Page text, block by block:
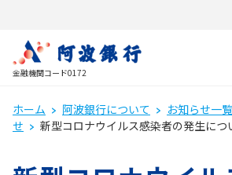
金融機関コード0172
ホーム 阿波銀行について お知らせ一覧
せ
新型コロナウイルス感染者の発生につ